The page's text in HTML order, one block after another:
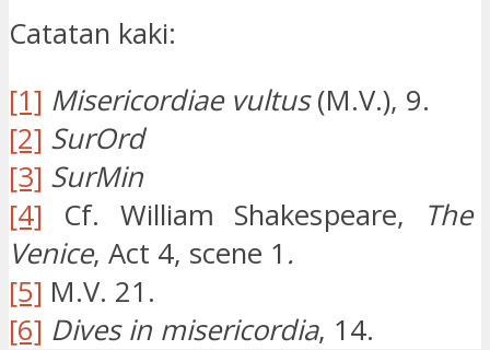
Catatan kaki:
[1] Misericordiae vultus(M.V.), 9.
[2] SurOrd
[3] SurMin
[4] Cf. William Shakespeare,
Venice, Act 4, scene 1 .
[5] M.V. 21.
[6] Dives in misericordia, 14.